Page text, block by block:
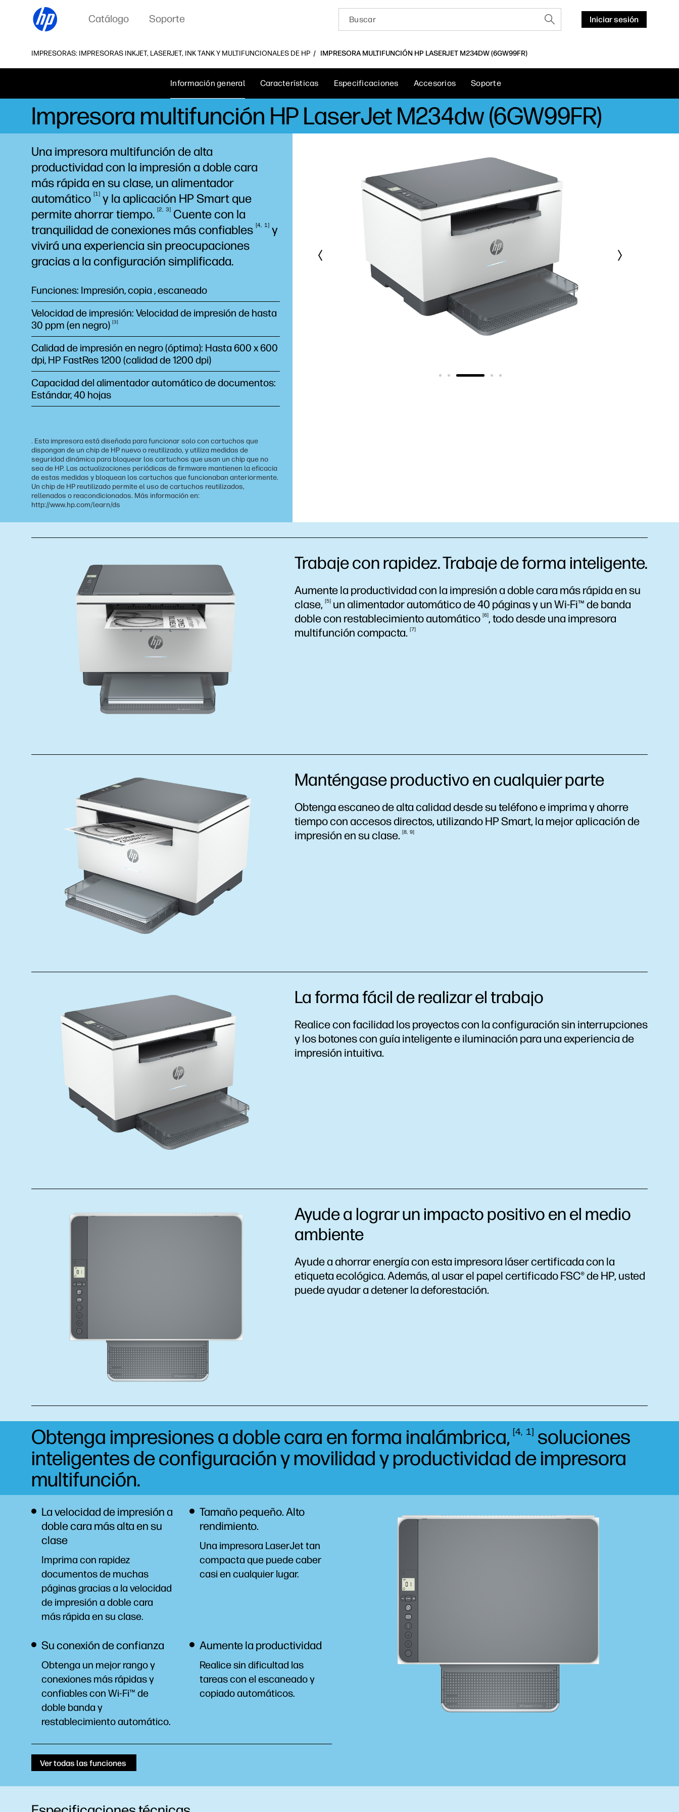
Catálogo Soporte Iniciar sesión
IMPRESORAS: IMPRESORAS INKJET, LASERJET, INK TANK Y MULTIFUNCIONALES DE HP IMPRESORA MULTIFUNCIÓN HP LASERJET M234DW (6GW99FR)
Información general Características Especificaciones Accesorios Soporte
Impresora multifunción HP LaserJet M234dw (6GW99FR)
Una impresora multifunción de alta
productividad con la impresión a doble cara
más rápida en su clase, un alimentador
automático
1
y la aplicación HP Smart que
permite ahorrartiempo. 2 3
Cuente con la
tranquilidad de conexiones másconfiables 4 1
y
vivirá una experiencia sin preocupaciones
gracias a la configuración simplificada.
Funciones: Impresión, copia , escaneado
Velocidad de impresión: Velocidad de impresión de hasta
30 ppm (en negro) 3
Calidad de impresión en negro (óptima): Hasta 600 x 600
dpi, HP FastRes 1200 (calidad de 1200 dpi)
Capacidad del alimentador automático de documentos:
Estándar, 40 hojas
. Esta impresora está diseñada para funcionar solo con cartuchos que
dispongan de un chip de HP nuevo o reutilizado, y utiliza medidas de
seguridad dinámica para bloquear los cartuchos que usan un chip que no
sea de HP. Las actualizaciones periódicas de firmware mantienen la eficacia
de estas medidas y bloquean los cartuchos que funcionaban anteriormente.
Un chip de HP reutilizado permite el uso de cartuchos reutilizados,
rellenados o reacondicionados. Más información en:
http://www.hp.com/learn/ds
Trabaje con rapidez. Trabaje de forma inteligente.
Aumente la productividad con la impresión a doble cara más rápida en su
clase,
5
un alimentador automático de 40 páginas y un Wi-Fi™ de banda
doble con restablecimientoautomático 6 , todo desde una impresora
multifuncióncompacta. 7
Manténgase productivo en cualquier parte
Obtenga escaneo de alta calidad desde su teléfono e imprima y ahorre
tiempo con accesos directos, utilizando HP Smart, la mejor aplicación de
impresión en suclase. 8 9
La forma fácil de realizar el trabajo
Realice con facilidad los proyectos con la configuración sin interrupciones
y los botones con guía inteligente e iluminación para una experiencia de
impresión intuitiva.
Ayude a lograr un impacto positivo en el medio
ambiente
Ayude a ahorrar energía con esta impresora láser certificada con la
etiqueta ecológica. Además, al usar el papel certificado FSC® de HP, usted
puede ayudar a detener la deforestación.
Obtenga impresiones a doble cara en forma inalámbrica, 4 1
soluciones
inteligentes de configuración ymovilidady productividad de impresora
multifunción.
La velocidad de impresión a
doble cara más alta en su
clase
Imprima con rapidez
documentos de muchas
páginas gracias a la velocidad
de impresión a doble cara
más rápida en su clase.
Tamaño pequeño. Alto
rendimiento.
Una impresora LaserJet tan
compacta que puede caber
casi en cualquier lugar.
Su conexión de confianza
Obtenga un mejor rango y
conexiones más rápidas y
confiables con Wi-Fi™ de
doble banda y
restablecimientoautomático.
Aumente la productividad
Realice sin dificultad las
tareas con el escaneado y
copiado automáticos.
Ver todas las funciones